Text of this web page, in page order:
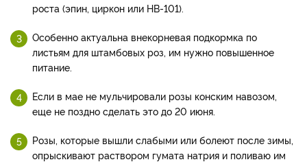
роста (эпин, циркон или НВ-101).
Особенно актуальна внекорневая подкормка по
листьям для штамбовых роз, им нужно повышенное
питание.
Если в мае не мульчировали розы конским навозом,
еще не поздно сделать это до 20 июня.
Розы, которые вышли слабыми или болеют после зимы,
опрыскивают раствором гумата натрия и поливаю им